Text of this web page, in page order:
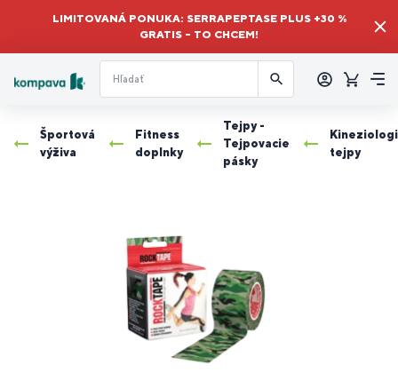
LIMITOVANÁ PONUKA: SERRAPEPTASE PLUS +30 %
GRATIS – TO CHCEM!
sa
Košík
Športová
výživa
Fitness
doplnky
Tejpy -
Tejpovacie
pásky
tejpy